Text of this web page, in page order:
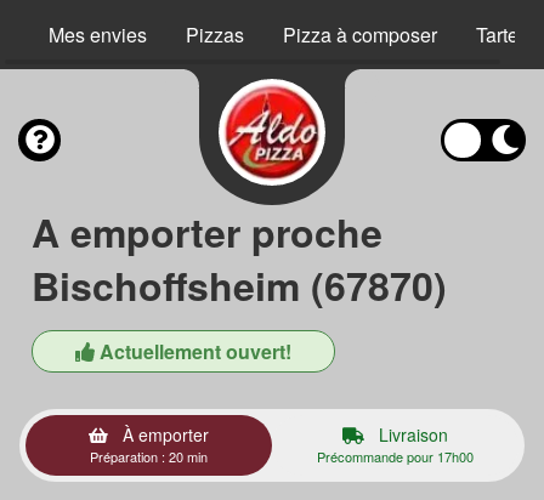
Mes envies Pizzas Pizza à composer Tartes
A emporter proche
Bischoffsheim (67870)
Actuellement ouvert!
À emporter
Préparation : 20 min
Livraison
Précommande pour 17h00